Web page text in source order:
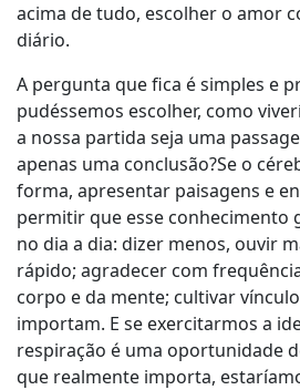
acima de tudo, escolher o amor
diário.
A pergunta que fica é simples e
pudéssemos escolher, como
a nossa partida seja uma
apenas uma conclusão?Se o
forma, apresentar paisagens e
permitir que esse conhecimento
no dia a dia: dizer menos, ouvir
rápido; agradecer com
corpo e da mente; cultivar
importam. E se exercitarmos a
respiração é uma oportunidade
que realmente importa,